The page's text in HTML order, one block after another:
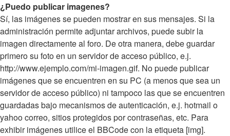
¿Puedo publicar imagenes?
Sí, las imágenes se pueden mostrar en sus mensajes. Si la
administración permite adjuntar archivos, puede subir la
imagen directamente al foro. De otra manera, debe guardar
primero su foto en un servidor de acceso público, e.j.
http://www.ejemplo.com/mi-imagen.gif. No puede publicar
imágenes que se encuentren en su PC (a menos que sea un
servidor de acceso público) ni tampoco las que se encuentren
guardadas bajo mecanismos de autenticación, e.j. hotmail o
yahoo correo, sitios protegidos por contraseñas, etc. Para
exhibir imágenes utilice el BBCode con la etiqueta [img].